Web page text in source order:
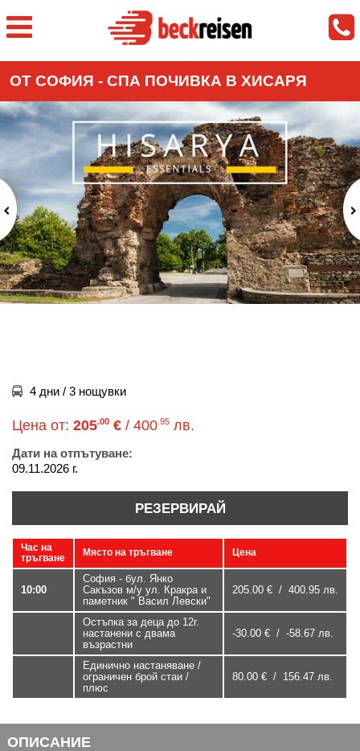
ОТ СОФИЯ - СПА ПОЧИВКА В ХИСАРЯ
4 дни / 3 нощувки
Цена от: 205.00 € / 400 .95 лв.
Дати на отпътуване:
09.11.2026 г.
РЕЗЕРВИРАЙ
Час на
тръгване
Място на тръгване Цена
10:00
София - бул. Янко
Сакъзов м/у ул. Кракра и
паметник " Васил Левски"
205.00 € / 400.95 лв.
Остъпка за деца до 12г.
настанени с двама
възрастни
-30.00 € / -58.67 лв.
Единично настаняване /
ограничен брой стаи /
плюс
80.00 € / 156.47 лв.
ОПИСАНИЕ